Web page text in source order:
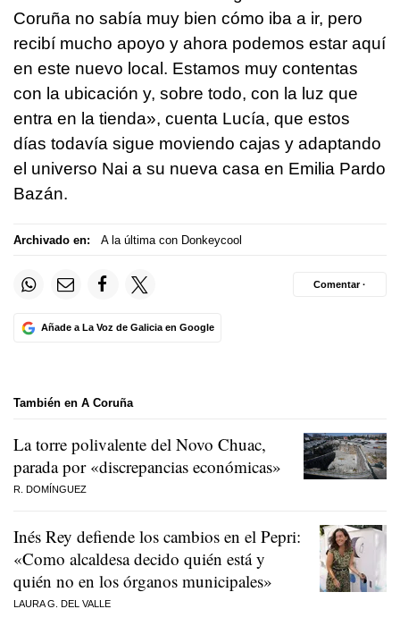
Coruña no sabía muy bien cómo iba a ir, pero
recibí mucho apoyo y ahora podemos estar aquí
en este nuevo local. Estamos muy contentas
con la ubicación y, sobre todo, con la luz que
entra en la tienda», cuenta Lucía, que estos
días todavía sigue moviendo cajas y adaptando
el universo Nai a su nueva casa en Emilia Pardo
Bazán.
Archivado en: A la última con Donkeycool
Añade a La Voz de Galicia en Google
Comentar ·
También en A Coruña
La torre polivalente del Novo Chuac,
parada por «discrepancias económicas»
R. DOMÍNGUEZ
Inés Rey defiende los cambios en el Pepri:
«Como alcaldesa decido quién está y
quién no en los órganos municipales»
LAURA G. DEL VALLE